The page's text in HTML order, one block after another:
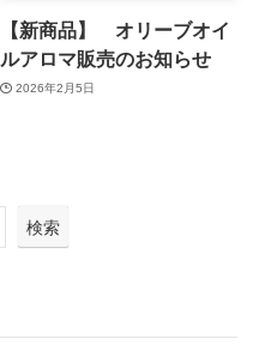
【新商品】 オリーブオイ
ルアロマ販売のお知らせ
2026年2月5日
検索